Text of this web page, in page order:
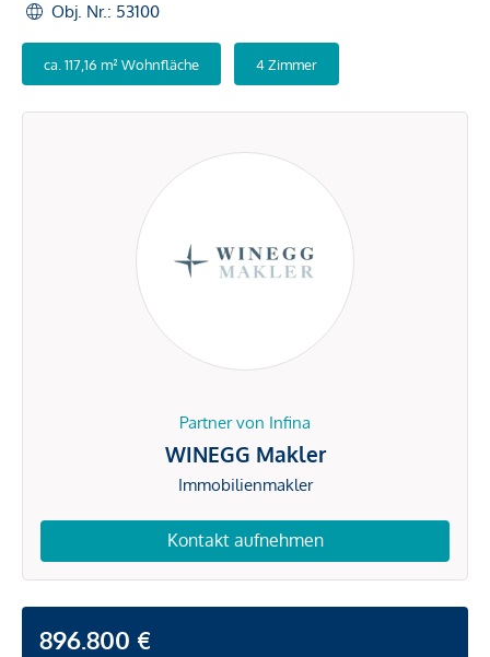
Obj. Nr.: 53100
ca. 117,16 m² Wohnfläche 4 Zimmer
Partner von Infina
WINEGG Makler
Immobilienmakler
Kontakt aufnehmen
896.800 €